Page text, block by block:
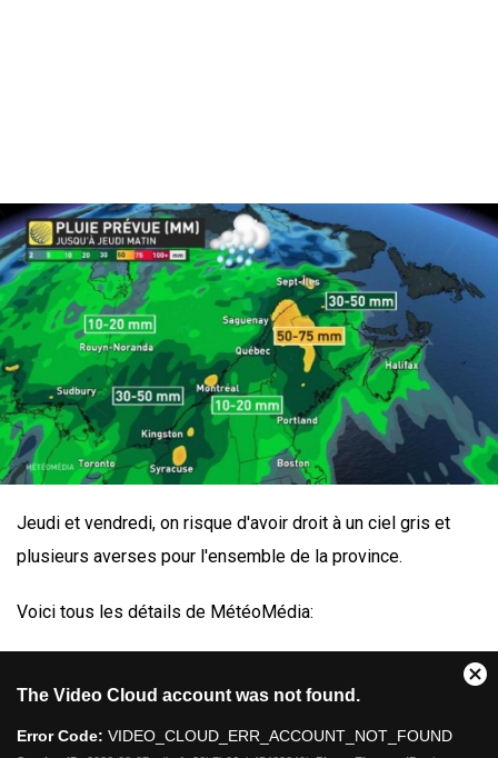
Jeudi et vendredi, on risque d'avoir droit à un ciel gris et
plusieurs averses pour l'ensemble de la province.
Voici tous les détails de MétéoMédia: